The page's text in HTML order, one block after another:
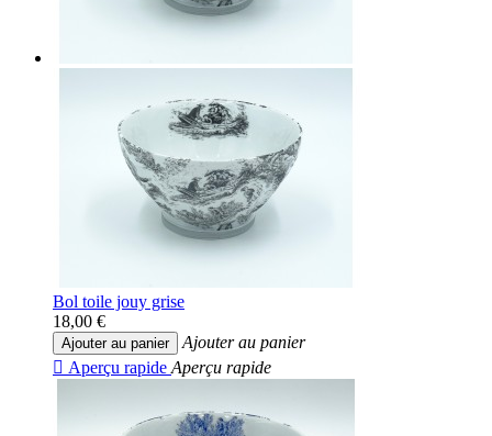
Bol toile jouy grise
18,00 €
Ajouter au panier
Ajouter au panier
 Aperçu rapide Aperçu rapide